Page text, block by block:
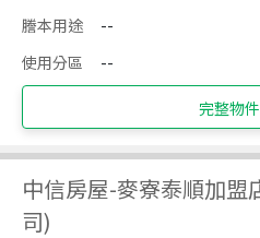
謄本用途
--
使用分區
--
完整物
中信房屋-麥寮泰順加盟
司)